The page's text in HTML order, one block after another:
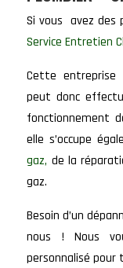
Si vous avez des
Service Entretien
Cette entreprise
peut donc
fonctionnement
elle s’occupe
gaz, de la
gaz.
Besoin d’un
nous ! Nous
personnalisé